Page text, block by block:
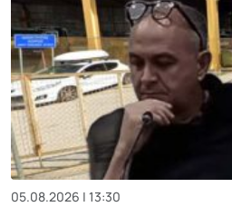
05.08.2026 | 13:30